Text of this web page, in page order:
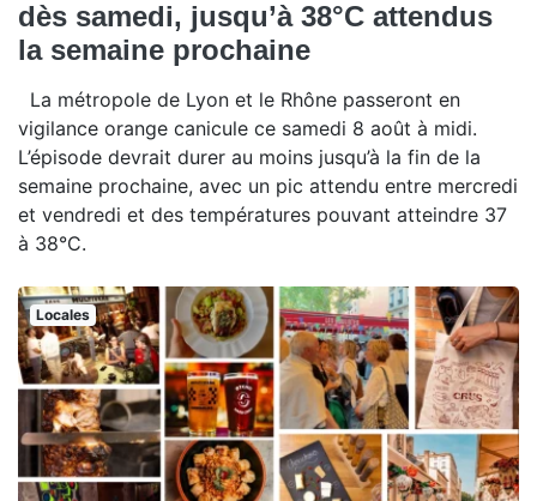
dès samedi, jusqu’à 38°C attendus
la semaine prochaine
La métropole de Lyon et le Rhône passeront en
vigilance orange canicule ce samedi 8 août à midi.
L’épisode devrait durer au moins jusqu’à la fin de la
semaine prochaine, avec un pic attendu entre mercredi
et vendredi et des températures pouvant atteindre 37
à 38°C.
Locales